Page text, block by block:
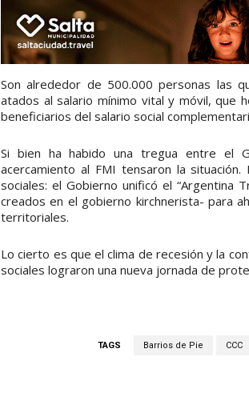
Son alrededor de 500.000 personas las
atados al salario mínimo vital y móvil, que
beneficiarios del salario social
Si bien ha habido una tregua entre el
acercamiento al FMI tensaron la
sociales: el Gobierno unificó el “Argentina
creados en el gobierno kirchnerista- para
territoriales.
Lo cierto es que el clima de recesión y la
sociales lograron una nueva jornada de
TAGS Barrios de Pie CCC